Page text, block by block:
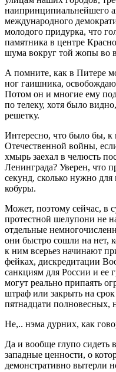
наипринципиальнейшего
международного
молодого придурка, что
памятника в центре
шума вокруг той жопы во
А помните, как в Питере
ног гаишника,
Потом он и многие ему
по телеку, хотя было
решетку.
Интересно, что было бы, к
Отечественной войны,
хмырь заехал в челюсть
Ленинграда? Уверен, что
секунд, сколько нужно
кобуры.
Может, поэтому сейчас, в
протестной шелупони не
отдельные
они быстро сошли на нет,
к ним всерьез начинают
фейках, дискредитации
санкциям для России и ее
могут реально припаять
штраф или закрыть на
пятнадцати полновесных,
Не,.. нэма дурних, как
Да и вообще глупо
западные ценности, о
демонстративно вытерли